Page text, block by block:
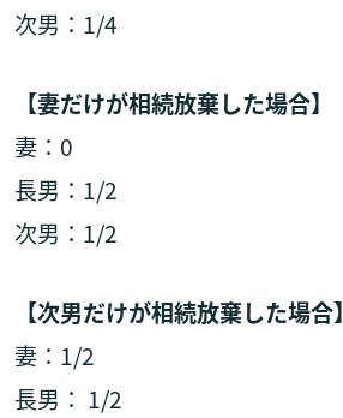
次男：1/4
【妻だけが相続放棄した場合】
妻：0
長男：1/2
次男：1/2
【次男だけが相続放棄した場合】
妻：1/2
長男： 1/2